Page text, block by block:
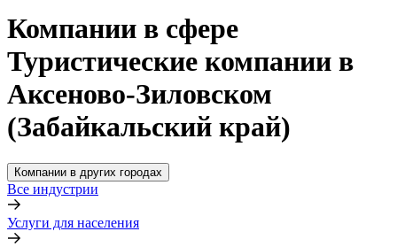
Компании в сфере
Туристические компании в
Аксеново-Зиловском
(Забайкальский край)
Компании в других городах
Все индустрии
Услуги для населения